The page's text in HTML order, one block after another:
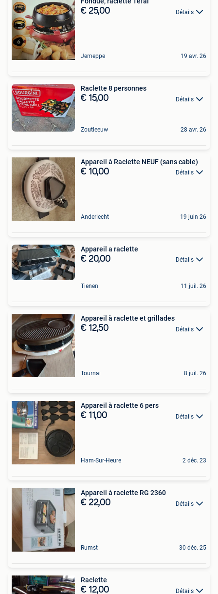
€ 25,00 Détails
Jemeppe 19 avr. 26
Raclette 8 personnes
€ 15,00 Détails
Zoutleeuw 28 avr. 26
Appareil à Raclette NEUF (sans cable)
€ 10,00 Détails
Anderlecht 19 juin 26
Appareil a raclette
€ 20,00 Détails
Tienen 11 juil. 26
Appareil à raclette et grillades
€ 12,50 Détails
Tournai 8 juil. 26
Appareil à raclette 6 pers
€ 11,00 Détails
Ham-Sur-Heure 2 déc. 23
Appareil à raclette RG 2360
€ 22,00 Détails
Rumst 30 déc. 25
Raclette
€ 12,00 Détails